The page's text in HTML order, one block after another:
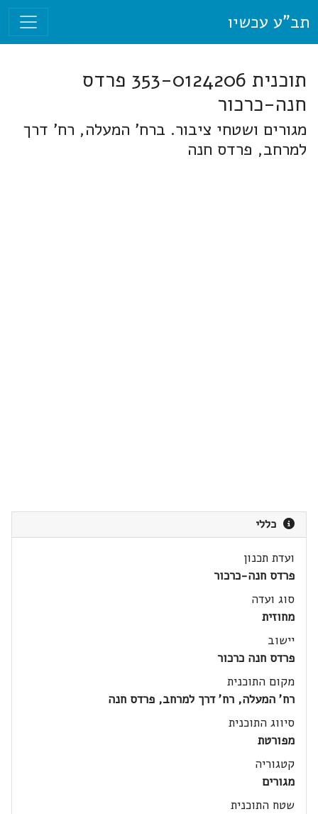
תב"ע עכשיו
תוכנית 353-0124206 פרדס
חנה-כרכור
מגורים ושטחי ציבור. ברח' המעלה, רח' דרך
למרחב, פרדס חנה
כללי
ועדת תכנון
פרדס חנה-כרכור
סוג ועדה
מחוזית
יישוב
פרדס חנה כרכור
מקום התוכנית
רח' המעלה, רח' דרך למרחב, פרדס חנה
סיווג התוכנית
מפורטת
קטגוריה
מגורים
שטח התוכנית